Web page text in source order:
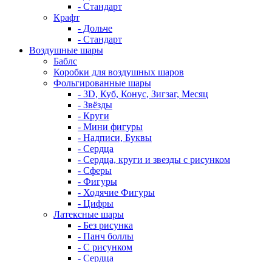
- Стандарт
Крафт
- Дольче
- Стандарт
Воздушные шары
Баблс
Коробки для воздушных шаров
Фольгированные шары
- 3D, Куб, Конус, Зигзаг, Месяц
- Звёзды
- Круги
- Мини фигуры
- Надписи, Буквы
- Сердца
- Сердца, круги и звезды с рисунком
- Сферы
- Фигуры
- Ходячие Фигуры
- Цифры
Латексные шары
- Без рисунка
- Панч боллы
- С рисунком
- Сердца